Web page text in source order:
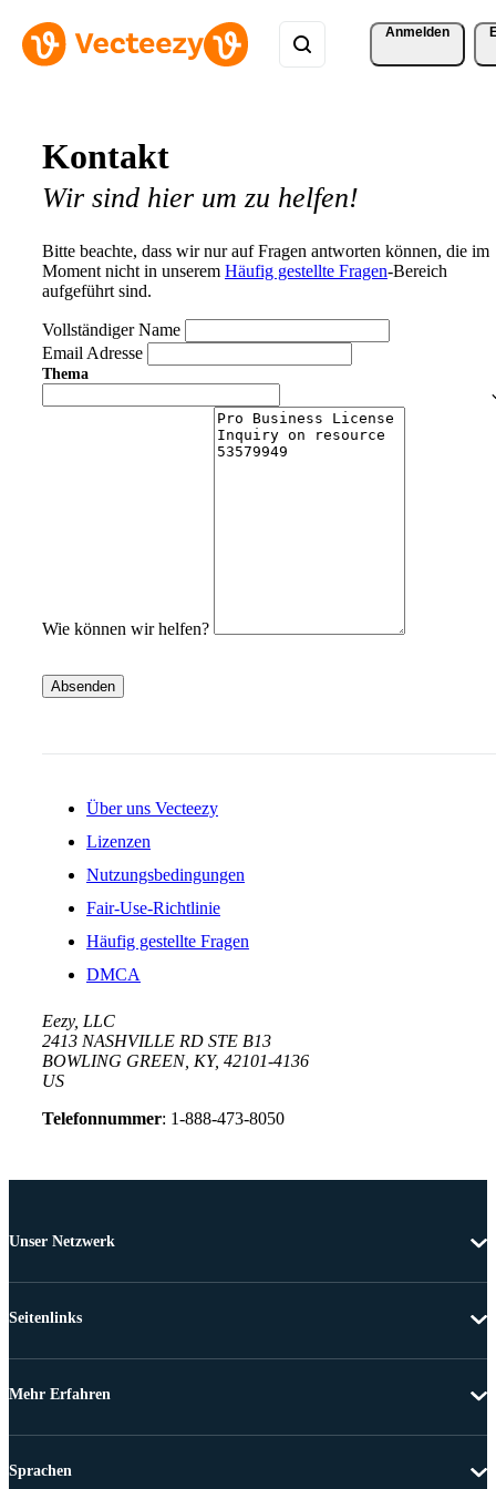
Anmelden
Kontakt
Wir sind hier um zu helfen!
Bitte beachte, dass wir nur auf Fragen antworten können, die im
Moment nicht in unserem Häufig gestellte Fragen-Bereich
aufgeführt sind.
Vollständiger Name
Email Adresse
Thema
Wie können wir helfen?
Absenden
Über uns Vecteezy
Lizenzen
Nutzungsbedingungen
Fair-Use-Richtlinie
Häufig gestellte Fragen
DMCA
Eezy, LLC
2413 NASHVILLE RD STE B13
BOWLING GREEN, KY, 42101-4136
US
Telefonnummer: 1-888-473-8050
Unser Netzwerk
Seitenlinks
Mehr Erfahren
Sprachen